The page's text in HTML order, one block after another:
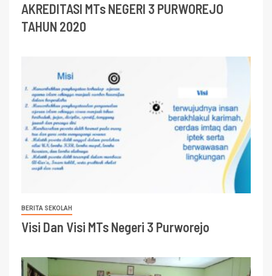
AKREDITASI MTs NEGERI 3 PURWOREJO
TAHUN 2020
BERITA SEKOLAH
Visi Dan Visi MTs Negeri 3 Purworejo